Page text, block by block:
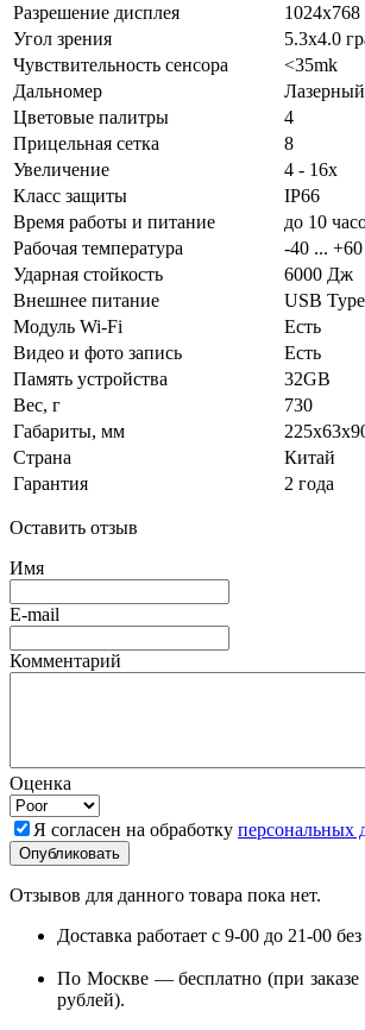
Разрешение дисплея
1024x768
Угол зрения
5.3x4.0
Чувствительность сенсора
<35mk
Дальномер
Цветовые палитры
4
Прицельная сетка
8
Увеличение
4 - 16x
Класс защиты
IP66
Время работы и питание
до 10
Рабочая температура
-40 ... +60
Ударная стойкость
6000 Дж
Внешнее питание
USB
Модуль Wi-Fi
Есть
Видео и фото запись
Есть
Память устройства
32GB
Вес, г
730
Габариты, мм
Страна
Китай
Гарантия
2 года
Оставить отзыв
Имя
E-mail
Комментарий
Оценка
Я согласен на обработку персональных
Отзывов для данного товара пока нет.
Доставка работает с 9-00 до 21-00
По Москве — бесплатно (при
рублей).